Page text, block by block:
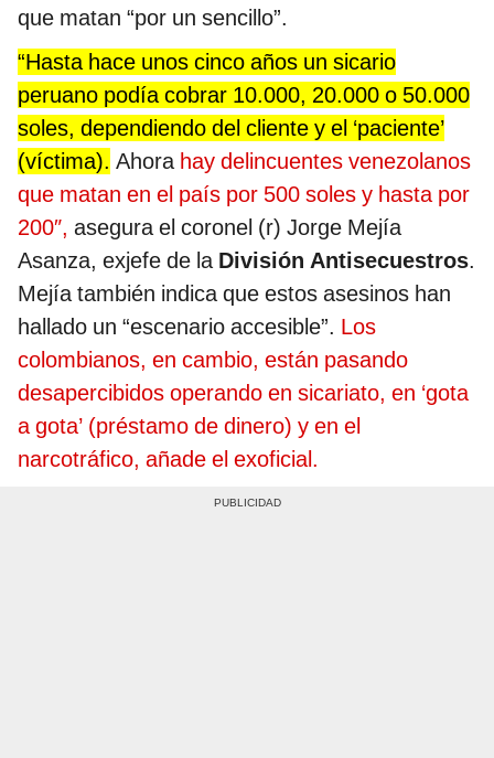
que matan “por un sencillo”.
“Hasta hace unos cinco años un sicario
peruano podía cobrar 10.000, 20.000 o 50.000
soles, dependiendo del cliente y el ‘paciente’
(víctima). Ahora hay delincuentes venezolanos
que matan en el país por 500 soles y hasta por
200″, asegura el coronel (r) Jorge Mejía
Asanza, exjefe de la División Antisecuestros.
Mejía también indica que estos asesinos han
hallado un “escenario accesible”. Los
colombianos, en cambio, están pasando
desapercibidos operando en sicariato, en ‘gota
a gota’ (préstamo de dinero) y en el
narcotráfico, añade el exoficial.